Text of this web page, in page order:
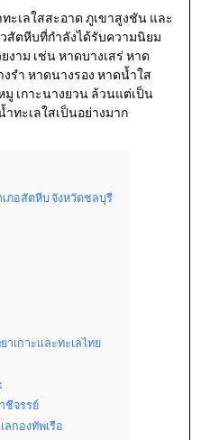
ะเลใสสะอาด ภูเขาสูงชัน และ
สัตหีบที่กำลังได้รับความนิยม
าม เช่น หาดบางเสร่ หาด
รำ หาดนางรอง หาดน้ำใส
มู เกาะนางยวน ล้วนแต่เป็น
ทะเลใสเป็นอย่างมาก
ภอสัตหีบ จังหวัดชลบุรี
เกาะและทะเลไทย
ชีจรรย์
กองทัพเรือ